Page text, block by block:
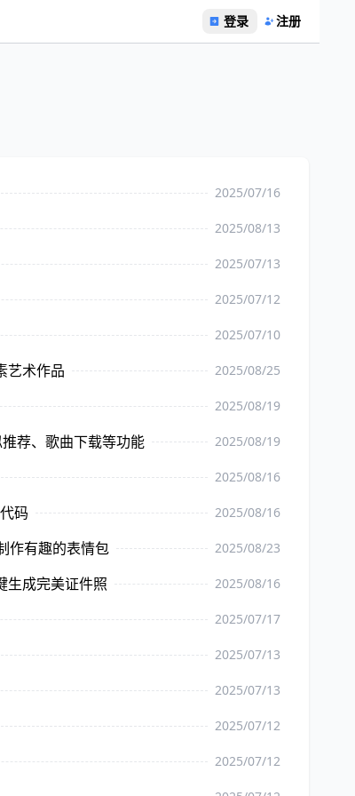
登录 注册
2025/07/16
2025/08/13
2025/07/13
2025/07/12
2025/07/10
艺术作品 2025/08/25
2025/08/19
荐、歌曲下载等功能 2025/08/19
2025/08/16
码 2025/08/16
作有趣的表情包 2025/08/23
生成完美证件照 2025/08/16
2025/07/17
2025/07/13
2025/07/13
2025/07/12
2025/07/12